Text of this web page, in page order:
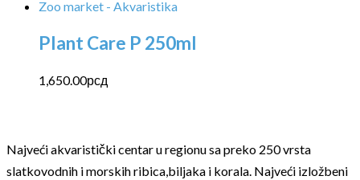
Plant Care P 250ml
1,650.00рсд
Najveći akvaristički centar u regionu sa preko 250 vrsta
slatkovodnih i morskih ribica,biljaka i korala. Najveći izložbeni